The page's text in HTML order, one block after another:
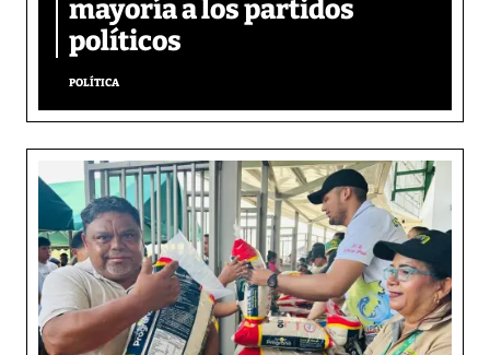
mayoría a los partidos
políticos
POLÍTICA